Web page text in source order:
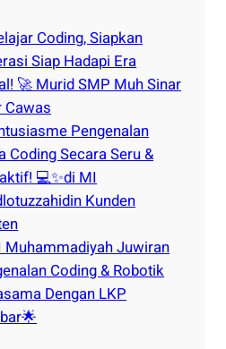
Coding, Siapkan
Siap Hadapi Era
🚀 Murid SMP Muh Sinar
Cawas
Pengenalan
Coding Secara Seru &
💻✨di MI
Kunden
Muhammadiyah Juwiran
Coding & Robotik
Dengan LKP